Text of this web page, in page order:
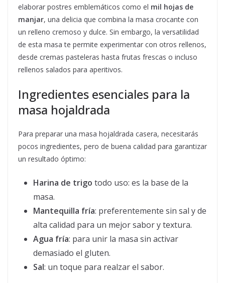
elaborar postres emblemáticos como el mil hojas de
manjar, una delicia que combina la masa crocante con
un relleno cremoso y dulce. Sin embargo, la versatilidad
de esta masa te permite experimentar con otros rellenos,
desde cremas pasteleras hasta frutas frescas o incluso
rellenos salados para aperitivos.
Ingredientes esenciales para la
masa hojaldrada
Para preparar una masa hojaldrada casera, necesitarás
pocos ingredientes, pero de buena calidad para garantizar
un resultado óptimo:
Harina de trigo todo uso: es la base de la
masa.
Mantequilla fría: preferentemente sin sal y de
alta calidad para un mejor sabor y textura.
Agua fría: para unir la masa sin activar
demasiado el gluten.
Sal: un toque para realzar el sabor.